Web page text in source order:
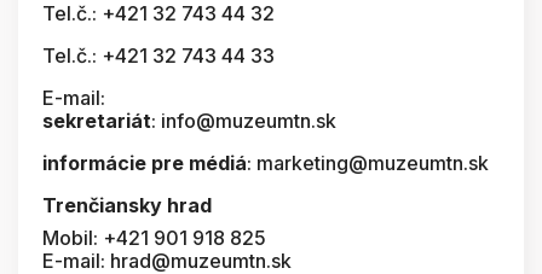
Tel.č.: +421 32 743 44 32
Tel.č.: +421 32 743 44 33
E-mail:
sekretariát: info@muzeumtn.sk
informácie pre médiá: marketing@muzeumtn.sk
Trenčiansky hrad
Mobil: +421 901 918 825
E-mail: hrad@muzeumtn.sk